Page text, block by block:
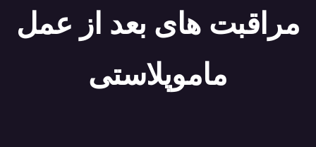
مراقبت های بعد از عمل
ماموپلاستی